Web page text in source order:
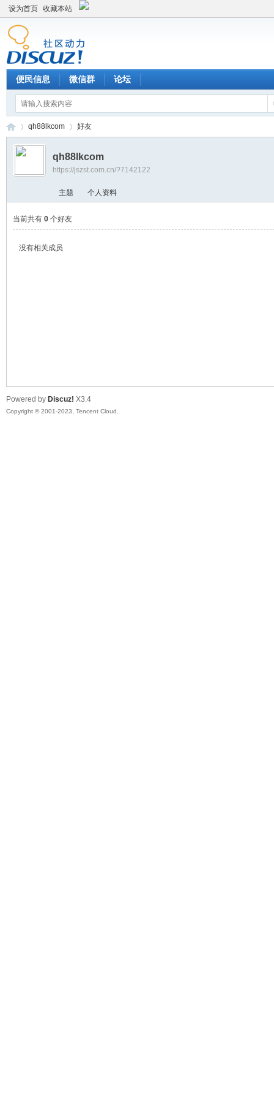
设为首页 收藏本站
便民信息 微信群 论坛
›
qh88lkcom 好友
qh88lkcom
https://jszst.com.cn/?7142122
主题 个人资料
当前共有 0个好友
没有相关成员
Powered by Discuz! X3.4
Copyright © 2001-2023, Tencent Cloud.